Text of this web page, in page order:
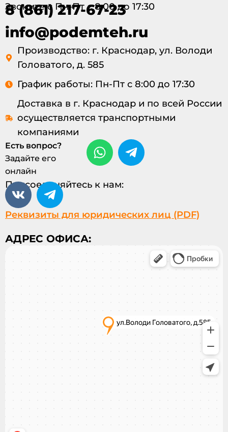
Звоните с Пн-Пт с 8:00 до 17:30
8 (861) 217-67-23
info@podemteh.ru
Производство: г. Краснодар, ул. Володи
Головатого, д. 585
График работы: Пн-Пт с 8:00 до 17:30
Доставка в г. Краснодар и по всей России
осуществляется транспортными
компаниями
Есть вопрос?
Задайте его
онлайн
Присоединяйтесь к нам:
Реквизиты для юридических лиц (PDF)
АДРЕС ОФИСА: